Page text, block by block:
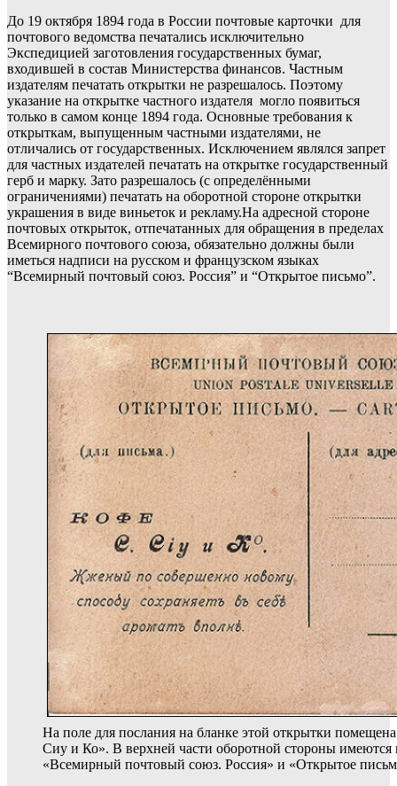
До 19 октября 1894 года в России почтовые карточки для
почтового ведомства печатались исключительно
Экспедицией заготовления государственных бумаг,
входившей в состав Министерства финансов. Частным
издателям печатать открытки не разрешалось. Поэтому
указание на открытке частного издателя могло появиться
только в самом конце 1894 года. Основные требования к
открыткам, выпущенным частными издателями, не
отличались от государственных. Исключением являлся запрет
для частных издателей печатать на открытке государственный
герб и марку. Зато разрешалось (с определёнными
ограничениями) печатать на оборотной стороне открытки
украшения в виде виньеток и рекламу.На адресной стороне
почтовых открыток, отпечатанных для обращения в пределах
Всемирного почтового союза, обязательно должны были
иметься надписи на русском и французском языках
“Всемирный почтовый союз. Россия” и “Открытое письмо”.
На поле для послания на бланке этой открытки
Сиу и Ко». В верхней части оборотной стороны имеются
«Всемирный почтовый союз. Россия» и «Открытое